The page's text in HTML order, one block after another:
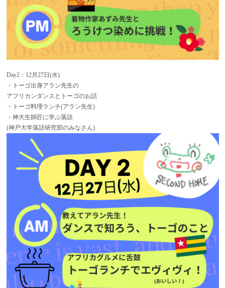
Day2：12月27日(水)
・トーゴ出身アラン先生の
アフリカンダンスとトーゴのお話
・トーゴ料理ランチ(アラン先生)
・神大生師匠に学ぶ落語
(神戸大学落語研究部のみなさん)